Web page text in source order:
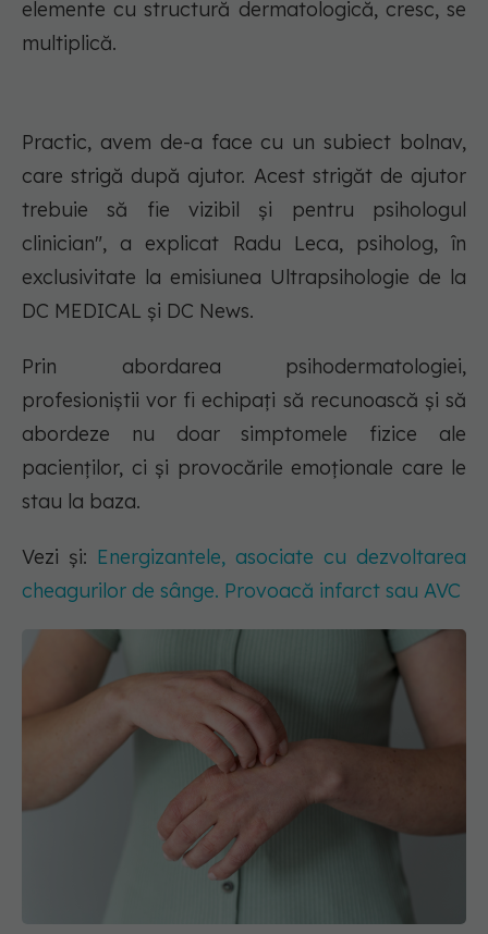
elemente cu structură dermatologică, cresc, se
multiplică.
Practic, avem de-a face cu un subiect bolnav,
care strigă după ajutor. Acest strigăt de ajutor
trebuie să fie vizibil și pentru psihologul
clinician", a explicat Radu Leca, psiholog, în
exclusivitate la emisiunea Ultrapsihologie de la
DC MEDICAL și DC News.
Prin abordarea psihodermatologiei,
profesioniștii vor fi echipați să recunoască și să
abordeze nu doar simptomele fizice ale
pacienților, ci și provocările emoționale care le
stau la baza.
Vezi și: Energizantele, asociate cu dezvoltarea
cheagurilor de sânge. Provoacă infarct sau AVC